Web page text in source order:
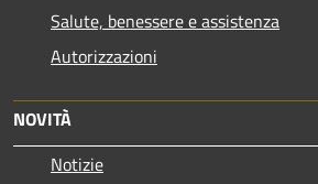
Salute, benessere e assistenza
Autorizzazioni
NOVITÀ
Notizie